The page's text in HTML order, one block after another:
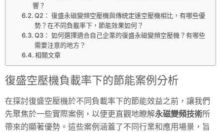
響？
Q2： 復盛永磁變頻空壓機與傳統定速空壓機相比，有哪些優
勢？在不同負載率下，節能效果如何？
Q3： 如何選擇適合自己企業的復盛永磁變頻空壓機？有哪些
需要注意的地方？
相關文章
復盛空壓機負載率下的節能案例分析
在探討復盛空壓機於不同負載率下的節能效益之前，讓我們
先聚焦於一些實際案例，以便更直觀地瞭解永磁變頻技術所
帶來的顯著優勢。這些案例涵蓋了不同行業和應用場景，旨